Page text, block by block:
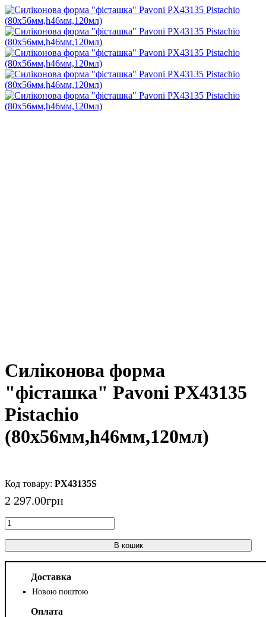
Силіконова форма
"фісташка" Pavoni PX43135
Pistachio
(80х56мм,h46мм,120мл)
PX43135S
2 297.00грн
В кошик
Доставка
Новою поштою
Оплата